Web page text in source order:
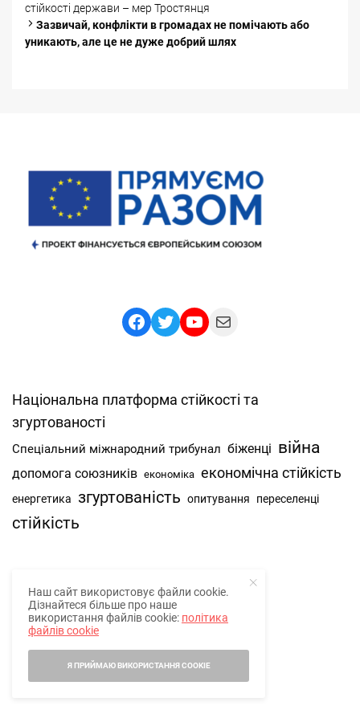
navigation
стійкості держави – мер Тростянця
Зазвичай, конфлікти в громадах не помічають або
уникають, але це не дуже добрий шлях
Facebook
TwitterYouTube
Mail
Національна платформа стійкості та
згуртованості
Спеціальний міжнародний трибунал біженці війна
допомога союзників економіка економічна стійкість
енергетика згуртованість опитування переселенці
стійкість
Про нас
Наша спільнота
Контакти
Наш сайт використовує файли cookie.
Дізнайтеся більше про наше
використання файлів cookie: політика
файлів cookie
Я ПРИЙМАЮ ВИКОРИСТАННЯ COOKIE